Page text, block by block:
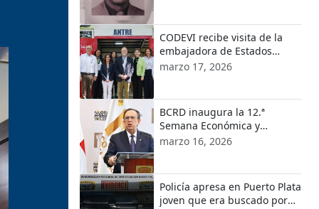
CODEVI recibe visita de la
embajadora de Estados
Unidos en República
marzo 17, 2026
BCRD inaugura la 12.ª
Semana Económica y
Financiera 2026
marzo 16, 2026
Policía apresa en Puerto Plata
joven que era buscado por